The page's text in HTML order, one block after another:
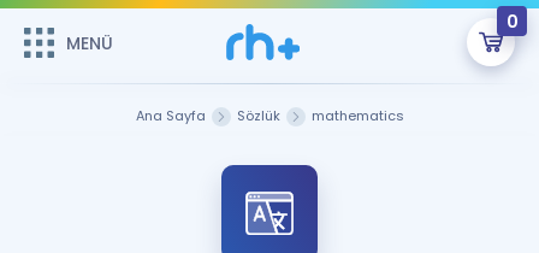
MENÜ
0
Sepetin Şu An Boş.
Remzi Hoca ile seni sınava hazırlayacak onlarca eğitim seni
bekliyor!
MENÜ
Ana Sayfa Sözlük mathematics